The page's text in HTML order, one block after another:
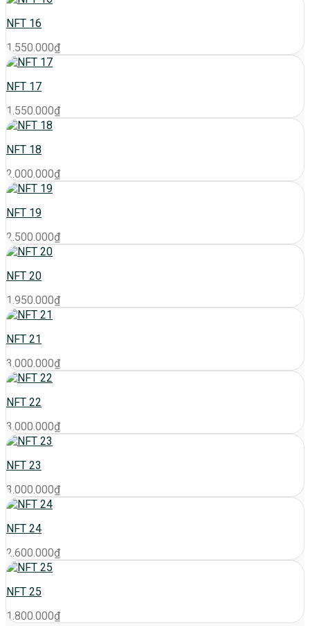
NFT 16
1.550.000₫
NFT 17
1.550.000₫
NFT 18
2.000.000₫
NFT 19
2.500.000₫
NFT 20
1.950.000₫
NFT 21
3.000.000₫
NFT 22
3.000.000₫
NFT 23
3.000.000₫
NFT 24
2.600.000₫
NFT 25
1.800.000₫